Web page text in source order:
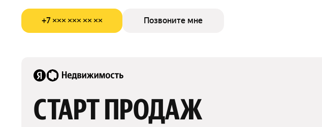
+7 ××× ××× ×× ×× Позвоните мне
СТАРТ ПРОДАЖ